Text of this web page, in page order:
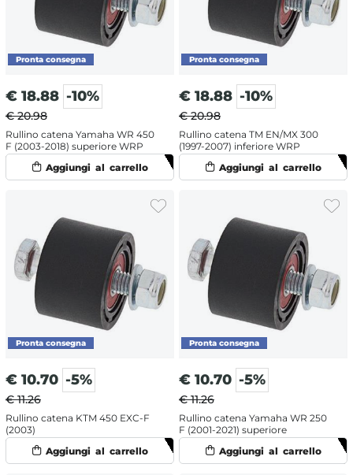
€ 18.88 -10%
€ 20.98
Rullino catena Yamaha WR 450
F (2003-2018) superiore WRP
€ 18.88 -10%
€ 20.98
Rullino catena TM EN/MX 300
(1997-2007) inferiore WRP
€ 10.70 -5%
€ 11.26
Rullino catena KTM 450 EXC-F
(2003)
€ 10.70 -5%
€ 11.26
Rullino catena Yamaha WR 250
F (2001-2021) superiore